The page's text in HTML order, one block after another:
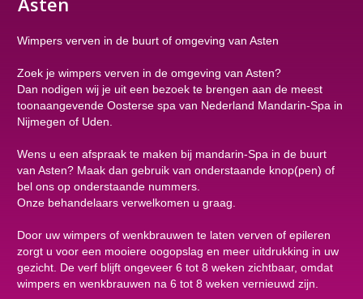
Wimpers verven in de buurt of omgeving van Asten
Zoek je wimpers verven in de omgeving van Asten?
Dan nodigen wij je uit een bezoek te brengen aan de meest
toonaangevende Oosterse spa van Nederland Mandarin-Spa in
Nijmegen of Uden.
Wens u een afspraak te maken bij mandarin-Spa in de buurt
van Asten? Maak dan gebruik van onderstaande knop(pen) of
bel ons op onderstaande nummers.
Onze behandelaars verwelkomen u graag.
Door uw wimpers of wenkbrauwen te laten verven of epileren
zorgt u voor een mooiere oogopslag en meer uitdrukking in uw
gezicht. De verf blijft ongeveer 6 tot 8 weken zichtbaar, omdat
wimpers en wenkbrauwen na 6 tot 8 weken vernieuwd zijn.